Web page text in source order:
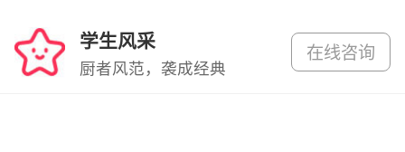
学生风采
厨者风范，袭成经典
在线咨询